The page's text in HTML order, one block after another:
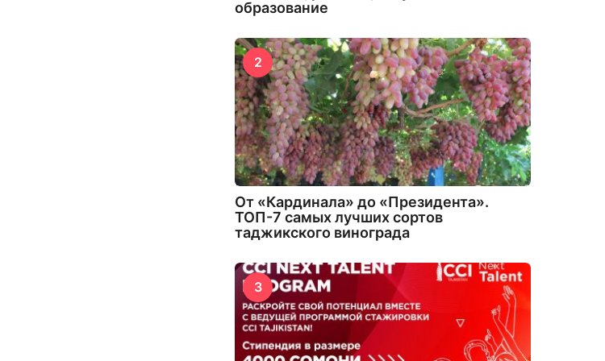
образование
2
От «Кардинала» до «Президента».
ТОП-7 самых лучших сортов
таджикского винограда
3